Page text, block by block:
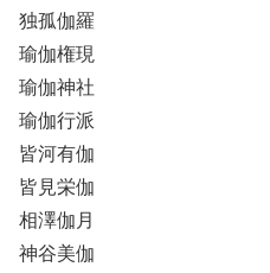
独孤伽羅
瑜伽権現
瑜伽神社
瑜伽行派
皆河有伽
皆見栄伽
相澤伽月
神谷美伽